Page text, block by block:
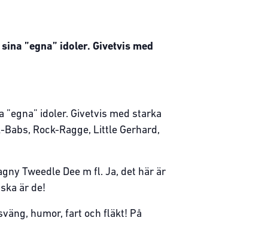
”egna” idoler. Givetvis med
idoler. Givetvis med starka
Rock-Ragge, Little Gerhard,
Tweedle Dee m fl. Ja, det här är
är de!
humor, fart och fläkt! På